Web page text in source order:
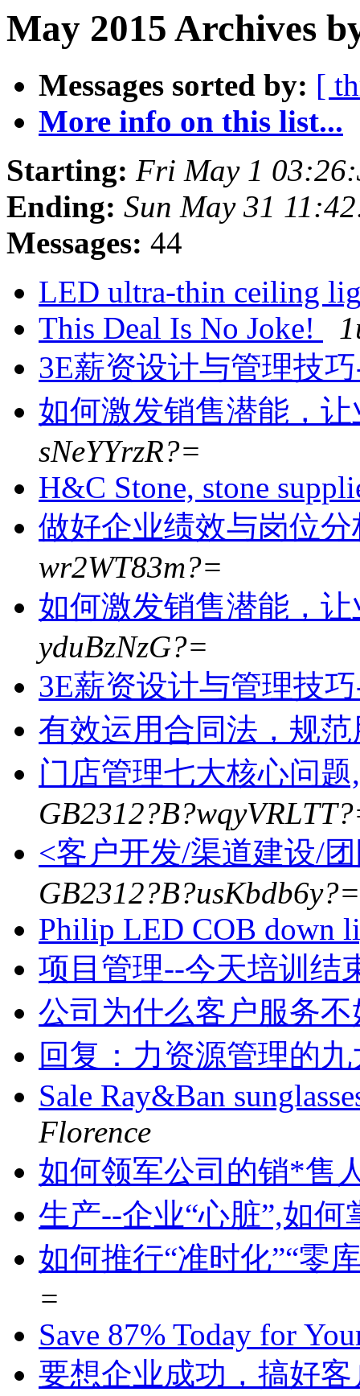
May 2015 Archives
Messages sorted by: [
More info on this list...
Starting: Fri May 1
Ending: Sun May 31
Messages: 44
LED ultra-thin ceiling
This Deal Is No Joke!
3E薪资设计与管理技
如何激发销售潜能，
sNeYYrzR?=
H&C Stone, stone
做好企业绩效与岗位
wr2WT83m?=
如何激发销售潜能，
yduBzNzG?=
3E薪资设计与管理技
有效运用合同法，规
门店管理七大核心问
<客户开发/渠道建设/
GB2312?B?usKbdb6y?=
Philip LED COB down
项目管理--今天培训结
公司为什么客户服务
回复：力资源管理的
Sale Ray&Ban
Florence
如何领军公司的销*售
生产--企业“心脏”,如
如何推行“准时化”“零
=
Save 87% Today for
要想企业成功，搞好